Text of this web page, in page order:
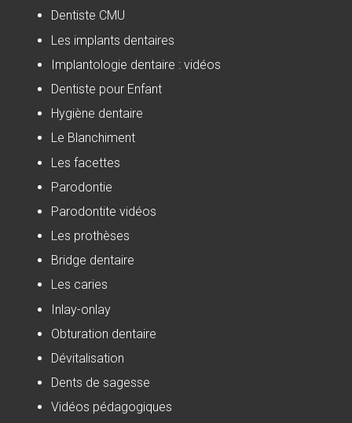
Dentiste CMU
Les implants dentaires
Implantologie dentaire : vidéos
Dentiste pour Enfant
Hygiène dentaire
Le Blanchiment
Les facettes
Parodontie
Parodontite vidéos
Les prothèses
Bridge dentaire
Les caries
Inlay-onlay
Obturation dentaire
Dévitalisation
Dents de sagesse
Vidéos pédagogiques